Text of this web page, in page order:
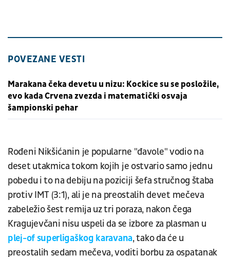
POVEZANE VESTI
Marakana čeka devetu u nizu: Kockice su se posložile,
evo kada Crvena zvezda i matematički osvaja
šampionski pehar
Rođeni Nikšićanin je popularne "đavole" vodio na
deset utakmica tokom kojih je ostvario samo jednu
pobedu i to na debiju na poziciji šefa stručnog štaba
protiv IMT (3:1), ali je na preostalih devet mečeva
zabeležio šest remija uz tri poraza, nakon čega
Kragujevčani nisu uspeli da se izbore za plasman u
plej-of superligaškog karavana, tako da će u
preostalih sedam mečeva, voditi borbu za ospatanak